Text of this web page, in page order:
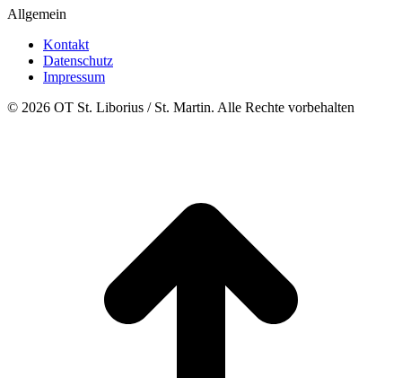
Allgemein
Kontakt
Datenschutz
Impressum
© 2026 OT St. Liborius / St. Martin. Alle Rechte vorbehalten